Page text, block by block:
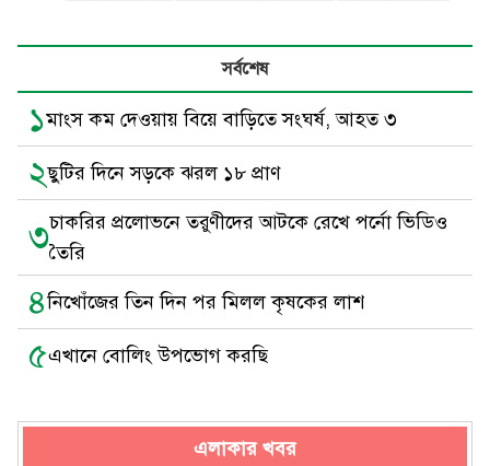
সর্বশেষ
১মাংস কম দেওয়ায় বিয়ে বাড়িতে সংঘর্ষ, আহত ৩
২ছুটির দিনে সড়কে ঝরল ১৮ প্রাণ
৩চাকরির প্রলোভনে তরুণীদের আটকে রেখে পর্নো ভিডিও
তৈরি
৪নিখোঁজের তিন দিন পর মিলল কৃষকের লাশ
৫এখানে বোলিং উপভোগ করছি
এলাকার খবর